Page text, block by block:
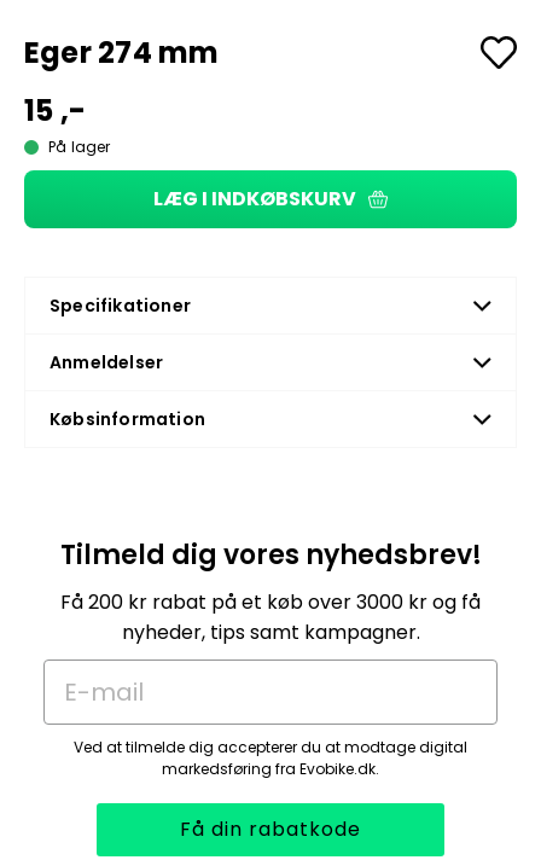
Eger 274 mm
15 ,-
På lager
LÆG I INDKØBSKURV
Specifikationer
Anmeldelser
Købsinformation
Tilmeld dig vores nyhedsbrev!
Få 200 kr rabat på et køb over 3000 kr og få
nyheder, tips samt kampagner.
E-mail
Ved at tilmelde dig accepterer du at modtage digital
markedsføring fra Evobike.dk.
Få din rabatkode